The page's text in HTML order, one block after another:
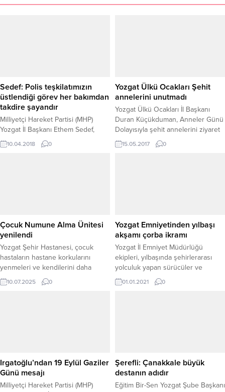
Sedef: Polis teşkilatımızın
üstlendiği görev her bakımdan
takdire şayandır
Milliyetçi Hareket Partisi (MHP)
Yozgat İl Başkanı Ethem Sedef,
kamu güvenliğinin tesisi ve
asayişin sağlanması adına emniyet
10.04.2018 0
Yozgat Ülkü Ocakları Şehit
annelerini unutmadı
Yozgat Ülkü Ocakları İl Başkanı
Duran Küçükduman, Anneler Günü
Dolayısıyla şehit annelerini ziyaret
ederek, annelerin elini öpüp
gönüllerini aldı. Küçükduman,
15.05.2017 0
Çocuk Numune Alma Ünitesi
yenilendi
Yozgat Şehir Hastanesi, çocuk
hastaların hastane korkularını
yenmeleri ve kendilerini daha
huzurlu hissetmeleri amacıyla
anlamlı bir projeyi hayata geçirdi.
alma gibi kaygı verici işlemlerin...
10.07.2025 0
Yozgat Emniyetinden yılbaşı
akşamı çorba ikramı
Yozgat İl Emniyet Müdürlüğü
ekipleri, yılbaşında şehirlerarası
yolculuk yapan sürücüler ve
yolcular ile görevi başındaki kolluk
kuvvetlerine çorba ikramında
01.01.2021 0
Irgatoğlu’ndan 19 Eylül Gaziler
Günü mesajı
Milliyetçi Hareket Partisi (MHP)
Şerefli: Çanakkale büyük
destanın adıdır
Eğitim Bir-Sen Yozgat Şube Başkanı